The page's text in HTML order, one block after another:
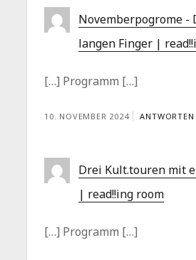
Novemberpogrome -
langen Finger |
[…] Programm […]
10. NOVEMBER 2024 ANTWORTEN
Drei Kult.touren mit
| read!!ing room
[…] Programm […]